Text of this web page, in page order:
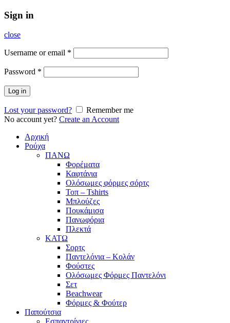
Sign in
close
Username or email *
Password *
Log in
Lost your password?
Remember me
No account yet? Create an Account
Αρχική
Ρούχα
ΠΑΝΩ
Φορέματα
Καφτάνια
Ολόσωμες φόρμες σόρτς
Τοπ – Tshirts
Μπλούζες
Πουκάμισα
Πανωφόρια
Πλεκτά
ΚΑΤΩ
Σορτς
Παντελόνια – Κολάν
Φούστες
Ολόσωμες Φόρμες Παντελόνι
Σετ
Beachwear
Φόρμες & Φούτερ
Παπούτσια